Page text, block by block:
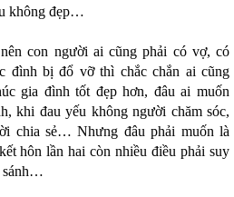
không đẹp…
con người ai cũng phải có vợ, có
đình bị đổ vỡ thì chắc chắn ai cũng
gia đình tốt đẹp hơn, đâu ai muốn
khi đau yếu không người chăm sóc,
chia sẻ… Nhưng đâu phải muốn là
hôn lần hai còn nhiều điều phải suy
sánh…